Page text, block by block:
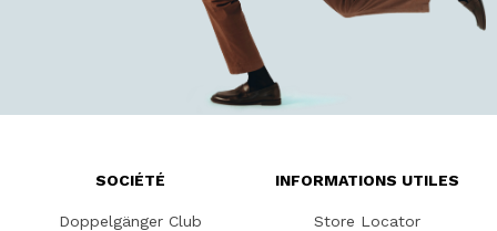
SOCIÉTÉ
Doppelgänger Club
INFORMATIONS UTILES
Store Locator